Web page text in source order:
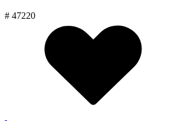
# 47220